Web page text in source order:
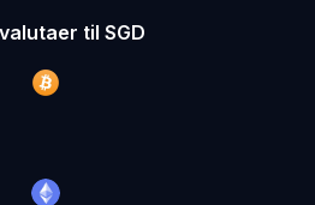
til SGD